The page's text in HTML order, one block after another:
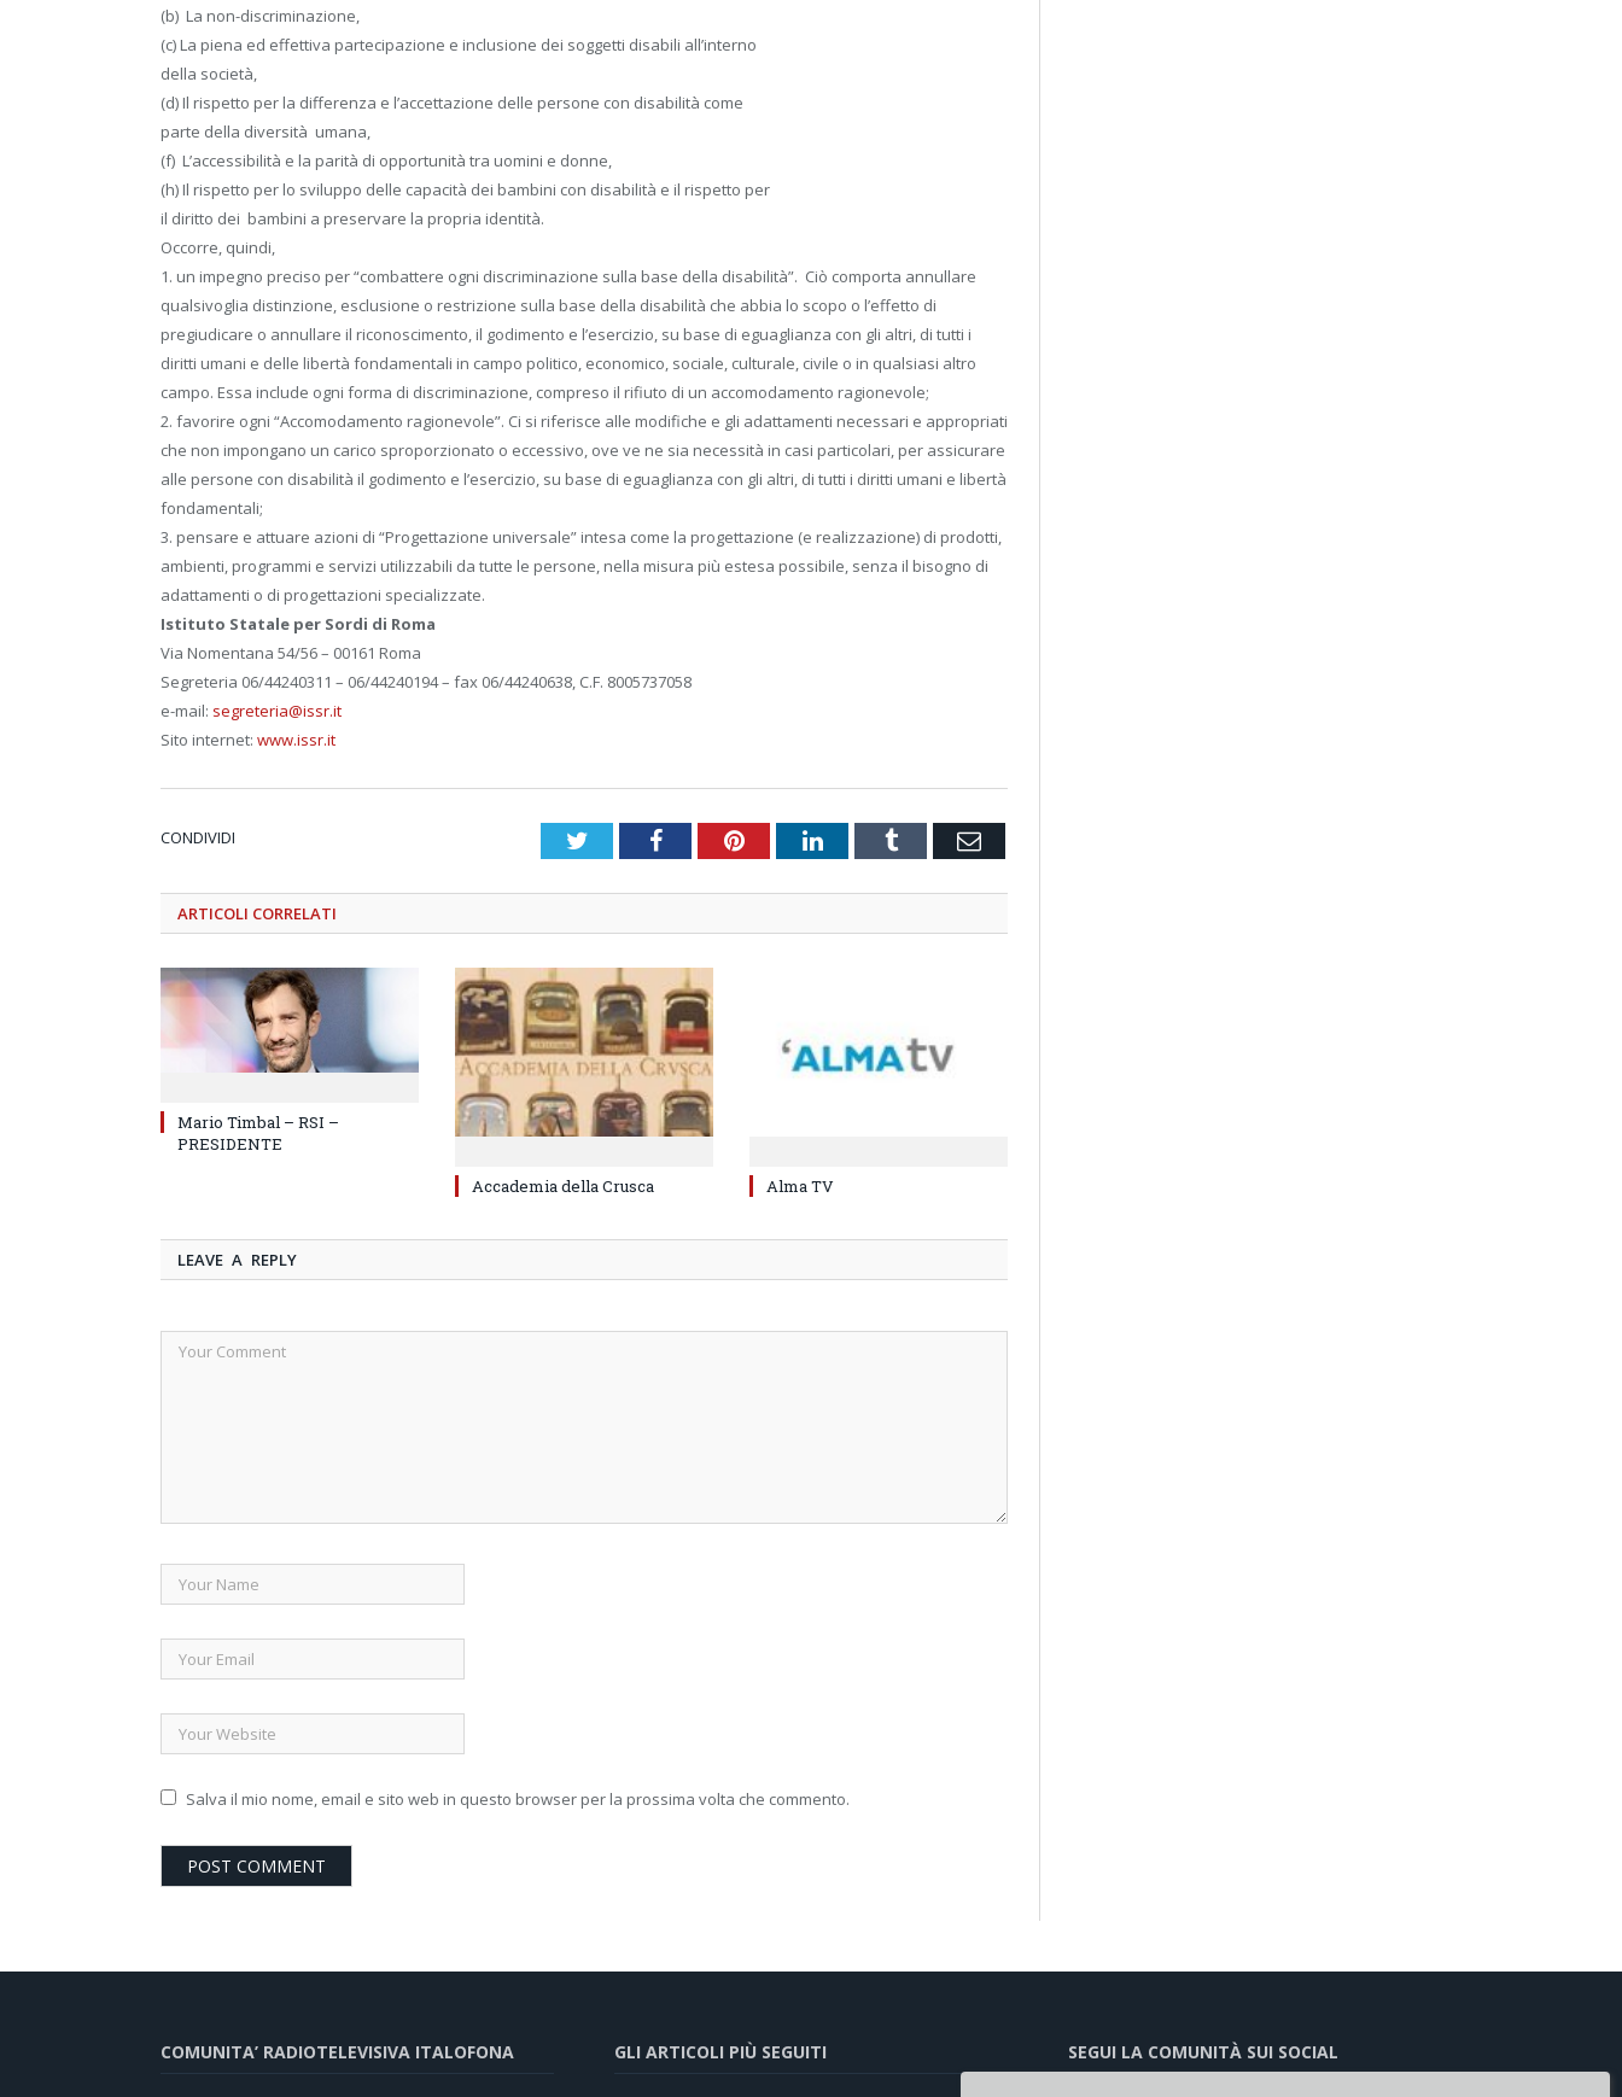
(b) La non-discriminazione,
(c) La piena ed effettiva partecipazione e inclusione dei soggetti disabili all’interno
della società,
(d) Il rispetto per la differenza e l’accettazione delle persone con disabilità come
parte della diversità umana,
(f) L’accessibilità e la parità di opportunità tra uomini e donne,
(h) Il rispetto per lo sviluppo delle capacità dei bambini con disabilità e il rispetto per
il diritto dei bambini a preservare la propria identità.
Occorre, quindi,
1. un impegno preciso per “combattere ogni discriminazione sulla base della disabilità”. Ciò comporta annullare
qualsivoglia distinzione, esclusione o restrizione sulla base della disabilità che abbia lo scopo o l’effetto di
pregiudicare o annullare il riconoscimento, il godimento e l’esercizio, su base di eguaglianza con gli altri, di tutti i
diritti umani e delle libertà fondamentali in campo politico, economico, sociale, culturale, civile o in qualsiasi altro
campo. Essa include ogni forma di discriminazione, compreso il rifiuto di un accomodamento ragionevole;
2. favorire ogni “Accomodamento ragionevole”. Ci si riferisce alle modifiche e gli adattamenti necessari e appropriati
che non impongano un carico sproporzionato o eccessivo, ove ve ne sia necessità in casi particolari, per assicurare
alle persone con disabilità il godimento e l’esercizio, su base di eguaglianza con gli altri, di tutti i diritti umani e libertà
fondamentali;
3. pensare e attuare azioni di “Progettazione universale” intesa come la progettazione (e realizzazione) di prodotti,
ambienti, programmi e servizi utilizzabili da tutte le persone, nella misura più estesa possibile, senza il bisogno di
adattamenti o di progettazioni specializzate.
Istituto Statale per Sordi di Roma
Via Nomentana 54/56 – 00161 Roma
Segreteria 06/44240311 – 06/44240194 – fax 06/44240638, C.F. 8005737058
e-mail: segreteria@issr.it
Sito internet: www.issr.it
CONDIVIDI TwitterFacebookPinterestLinkedInTumblr Email
ARTICOLI CORRELATI
Mario Timbal – RSI –
PRESIDENTE
Accademia della Crusca
Alma TV
LEAVE A REPLY
Salva il mio nome, email e sito web in questo browser per la prossima volta che commento.
COMUNITA’ RADIOTELEVISIVA ITALOFONA GLI ARTICOLI PIÙ SEGUITI SEGUI LA COMUNITÀ SUI SOCIAL